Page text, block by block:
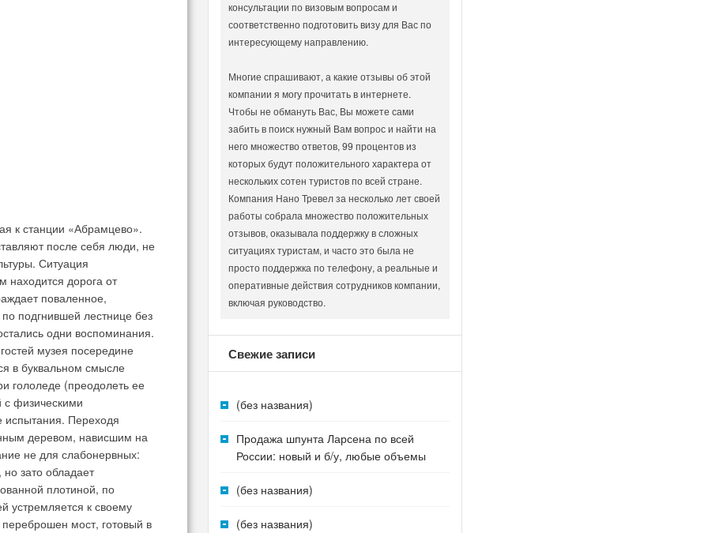
к станции «Абрамцево».
после себя люди, не
Ситуация
находится дорога от
поваленное,
подгнившей лестнице без
одни воспоминания.
музея посередине
в буквальном смысле
гололеде (преодолеть ее
с физическими
Переходя
деревом, нависшим на
не для слабонервных:
зато обладает
плотиной, по
устремляется к своему
мост, готовый в
консультации по визовым вопросам и
соответственно подготовить визу для Вас по
интересующему направлению.
Многие спрашивают, а какие отзывы об этой
компании я могу прочитать в интернете.
Чтобы не обмануть Вас, Вы можете сами
забить в поиск нужный Вам вопрос и найти на
него множество ответов, 99 процентов из
которых будут положительного характера от
нескольких сотен туристов по всей стране.
Компания Нано Тревел за несколько лет своей
работы собрала множество положительных
отзывов, оказывала поддержку в сложных
ситуациях туристам, и часто это была не
просто поддержка по телефону, а реальные и
оперативные действия сотрудников компании,
включая руководство.
Свежие записи
(без названия)
Продажа шпунта Ларсена по всей
России: новый и б/у, любые объемы
(без названия)
(без названия)